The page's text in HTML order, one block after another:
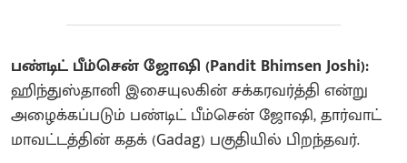
பண்டிட் பீம்சென் ஜோஷி (Pandit Bhimsen Joshi):
ஹிந்துஸ்தானி இசையுலகின் சக்கரவர்த்தி என்று
அழைக்கப்படும் பண்டிட் பீம்சென் ஜோஷி, தார்வாட்
மாவட்டத்தின் கதக் (Gadag) பகுதியில் பிறந்தவர்.